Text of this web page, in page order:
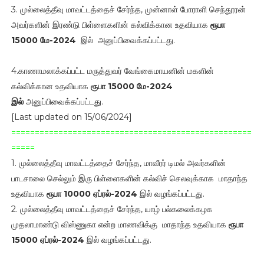
3. முல்லைத்தீவு மாவட்டத்தைச் சேர்ந்த, முன்னாள் போராளி செந்தூரன்
அவர்களின் இரண்டு பிள்ளைகளின் கல்விக்கான உதவியாக ரூபா
15000 மே-2024 இல் அனுப்பிவைக்கப்பட்டது.
4.காணாமலாக்கப்பட்ட மருத்துவர் வேங்கைமாயனின் மகளின்
கல்விக்கான உதவியாக ரூபா 15000 மே-2024
இல் அனுப்பிவைக்கப்பட்டது.
[Last updated on 15/06/2024]
===================================================
=====
1. முல்லைத்தீவு மாவட்டத்தைச் சேர்ந்த, மாவீரர் டிமல் அவர்களின்
பாடசாலை செல்லும் இரு பிள்ளைகளின் கல்விச் செலவுக்காக மாதாந்த
உதவியாக ரூபா 10000 ஏப்ரல்-2024 இல் வழங்கப்பட்டது.
2. முல்லைத்தீவு மாவட்டத்தைச் சேர்ந்த, யாழ் பல்கலைக்கழக
முதலாமாண்டு விஸ்ணுகா என்ற மாணவிக்கு மாதாந்த உதவியாக ரூபா
15000 ஏப்ரல்-2024 இல் வழங்கப்பட்டது.